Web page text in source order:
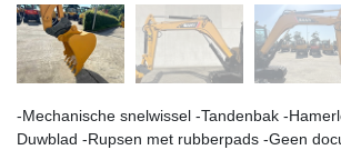
-Mechanische snelwissel -Tandenbak -
Duwblad -Rupsen met rubberpads -Geen